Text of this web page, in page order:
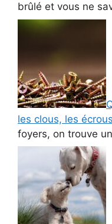
brûlé et vous ne
les clous, les
foyers, on trouve